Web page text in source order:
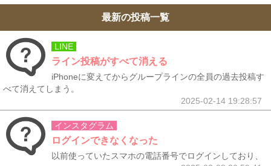
最新の投稿一覧
LINE
ライン投稿がすべて消える
iPhoneに変えてからグループラインの全員の過去投稿す
べて消えてしまう。
2025-02-14 19:28:57
インスタグラム
ログインできなくなった
以前使っていたスマホの電話番号でログインしており、